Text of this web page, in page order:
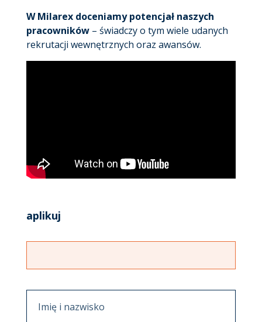
W Milarex doceniamy potencjał naszych
pracowników– świadczy o tym wiele udanych
rekrutacji wewnętrznych oraz awansów.
aplikuj